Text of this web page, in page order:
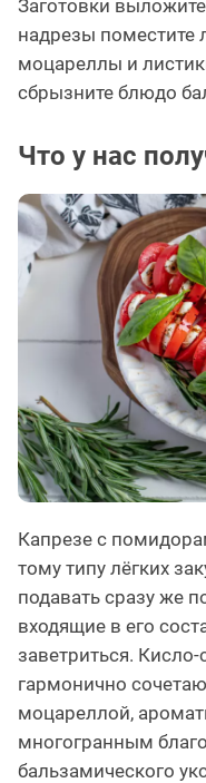
Заготовки
надрезы поместите
моцареллы и
сбрызните блюдо
Что у нас
Капрезе с
тому типу лёгких
подавать сразу же
входящие в его
заветриться.
гармонично
моцареллой,
многогранным
бальзамического